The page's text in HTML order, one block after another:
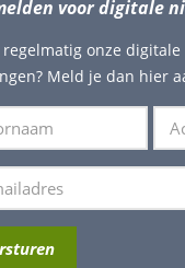
voor digitale
onze
Meld je dan hier